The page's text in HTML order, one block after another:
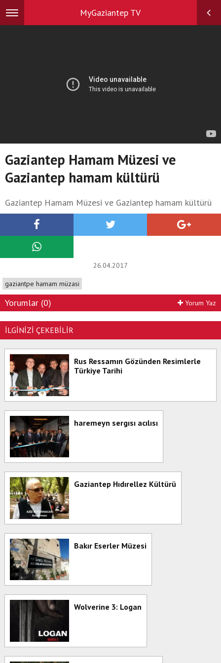
Toggle
navigation
MyGaziantep TV
Gaziantep Hamam Müzesi ve
Gaziantep hamam kültürü
Gaziantep Hamam Müzesi ve Gaziantep hamam kültürü
26.04.2017
gaziantpe hamam müzasi
Yorumlar (0) Yorum Yaz
İLGİNİZİ ÇEKEBİLİR
Rus Ressamın Gözünden Resimlerle
Türkiye Tarihi
haremeyn sergısı acılısı
Gaziantep Hıdırellez Kültürü
Bakır Eserler Müzesi
Wolverine 3: Logan